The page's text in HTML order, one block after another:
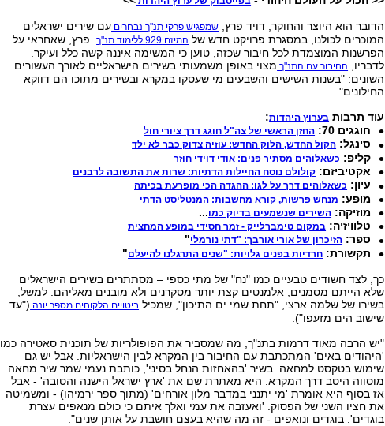
הדובר הוא היוצר והחוקר, דויד פרץ, שמפגיש פרקי תנ"ך נבחרים עם שירים ישראלים
המוכרים לכולנו, במסגרת פרויקט חדש של המיזם 929 ללימוד תנ"ך
. פרץ, שאחראי על
הפרשנות המוצמדת לכל חיבור שכזה, טוען כי המשימה איננה קשה כלל ועיקר.
לדבריו,
החיבור עם התנ"ך מצוי באופן משמעותי בשירים הישראליים לאורך העשורים
השונים: "בשנות השישים והשבעים מי שעסקו במקרא ובשירים מתוכו הם דווקא
החילונים".
עוד תרבות בערוץ היהדות:
חוגגים 70:
החזן הראשי של צה"ל חוגג דרך ציורי חול
סינגל: הקול החדש, הלוק החדש: עוזיה צדוק כבר לא ילד
קליפ: כשאלוהים מסתיר פנים: אודי דוידי חוזר
אקטיביזם: קולולם נוסח החיילות הדתיות: שרות את התשובה לרבנים
עיון: כשאלוהים דרך על לגו: ההגדה הכי מופרעת בכיתה
מופע: מנחש פרשות, קורא מחשבות: המנטליסט הדתי
מוזיקה: השירים שנשמעים בדיוק כמו...
טלוויזיה: במקום טימברלייק - זמר חסידי במופע המחצית
ספר: הזיכרון של אורי אורבך: "דתי נורמלי"
תקשורת: חרדיות בפנים גלויות: "שנים התרגלנו להיעלם"
כך, לצד חשודים טבעיים כמו "נח" של מתי כספי – מסתתרים בשירים הישראלים
שלא הייתם מסמנים, אלמנטים קצת יותר מסקרנים ולא מובנים מאליהם. למשל,
בשירו של שלמה ארצי, "תחת שמי ים התיכון", שמכיל ביטויים הלקוחים מספר יונה ("עד
שישוב הים מזעפו").
"יש הרבה מאוד דרמות בתנ"ך, מה שמסביר את הפופולריות של תוכנית סאטירה כמו
'היהודים באים' המתכתבת עם החיבור בין המקרא לבין הישראליות. אבל יש גם
שימוש בטקסט למחאה. בשיר 'בהאחזות הנחל בסיני', כותבת נעמי שמר שיר מחאה
מוסווה היטב דרך המקרא. היא מאתרת שם את 'ארץ ישראל הישנה והטובה' - אבל
אז בסוף היא אומרת 'מי יתנני במדבר מלון אורחים' (מתוך ספר ירמיהו) - ומשמיטה
את חציו השני של הפסוק: 'ואעזבה את עמי ואלך איתם כי כולם מנאפים עצרת
בוגדים'. בוגדים ונואפים - זה מה שהיא בעצם חושבת על אותן שנים".